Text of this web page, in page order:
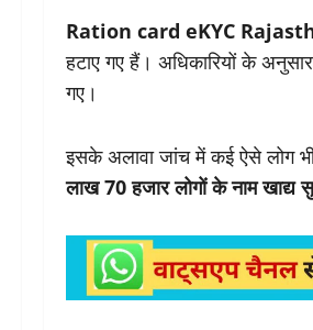
Ration card eKYC
हटाए गए हैं। अधिकारियों के
गए।
इसके अलावा जांच में कई ऐसे लोग
लाख 70 हजार लोगों के नाम खाद्य